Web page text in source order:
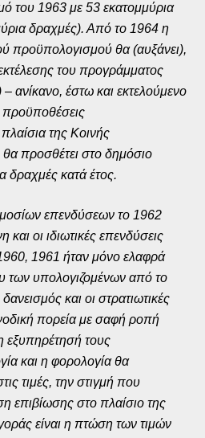
του 1963 με 53 εκατομμύρια
δραχμές). Από το 1964 η
προϋπολογισμού θα (αυξάνει),
του προγράμματος
ανίκανο, έστω και εκτελούμενο
προϋποθέσεις
της Κοινής
προσθέτει στο δημόσιο
δραχμές κατά έτος.
επενδύσεων το 1962
και οι ιδιωτικές επενδύσεις
1961 ήταν μόνο ελαφρά
των υπολογιζομένων από το
και οι στρατιωτικές
πορεία με σαφή ροπή
εξυπηρέτησή τους
και η φορολογία θα
τιμές, την στιγμή που
επιβίωσης στο πλαίσιο της
είναι η πτώση των τιμών